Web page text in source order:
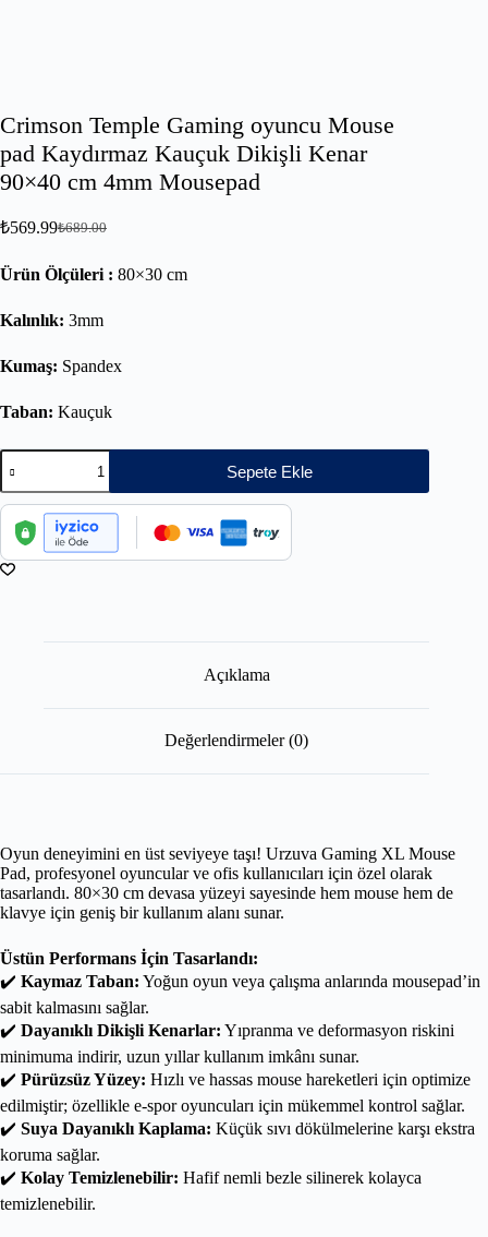
Crimson Temple Gaming oyuncu Mouse
pad Kaydırmaz Kauçuk Dikişli Kenar
90×40 cm 4mm Mousepad
₺689.00
₺569.99
Ürün Ölçüleri : 80×30 cm
Kalınlık: 3mm
Kumaş: Spandex
Taban: Kauçuk
Sepete Ekle
Açıklama
Değerlendirmeler (0)
Oyun deneyimini en üst seviyeye taşı! Urzuva Gaming XL Mouse
Pad, profesyonel oyuncular ve ofis kullanıcıları için özel olarak
tasarlandı. 80×30 cm devasa yüzeyi sayesinde hem mouse hem de
klavye için geniş bir kullanım alanı sunar.
Üstün Performans İçin Tasarlandı:
✔️ Kaymaz Taban: Yoğun oyun veya çalışma anlarında mousepad’in
sabit kalmasını sağlar.
✔️ Dayanıklı Dikişli Kenarlar: Yıpranma ve deformasyon riskini
minimuma indirir, uzun yıllar kullanım imkânı sunar.
✔️ Pürüzsüz Yüzey: Hızlı ve hassas mouse hareketleri için optimize
edilmiştir; özellikle e-spor oyuncuları için mükemmel kontrol sağlar.
✔️ Suya Dayanıklı Kaplama: Küçük sıvı dökülmelerine karşı ekstra
koruma sağlar.
✔️ Kolay Temizlenebilir: Hafif nemli bezle silinerek kolayca
temizlenebilir.